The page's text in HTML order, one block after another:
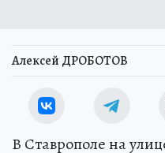
Алексей ДРОБОТОВ
В Ставрополе на